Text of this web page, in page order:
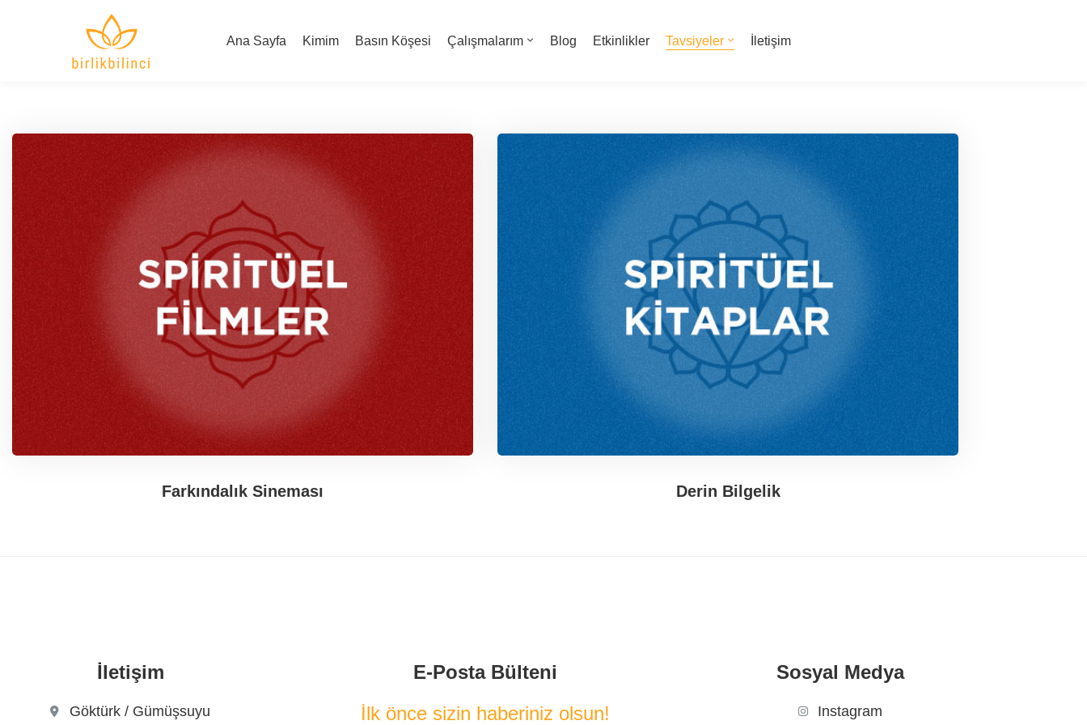
Ana Sayfa Kimim Basın Köşesi Çalışmalarım Blog Etkinlikler Tavsiyeler İletişim
Farkındalık Sineması Derin Bilgelik
İletişim
Göktürk / Gümüşsuyu
E-Posta Bülteni
İlk önce sizin haberiniz olsun!
Sosyal Medya
Instagram